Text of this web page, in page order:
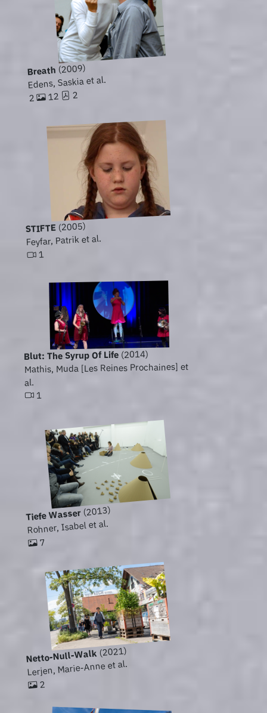
Breath(2009)
Edens, Saskia et al.
2 12 2
STIFTE(2005)
Feyfar, Patrik et al.
1
Blut: The Syrup Of Life (2014)
Mathis, Muda [Les Reines Prochaines] et
al.
1
Tiefe Wasser(2013)
Rohner, Isabel et al.
7
Netto-Null-Walk(2021)
Lerjen, Marie-Anne et al.
2